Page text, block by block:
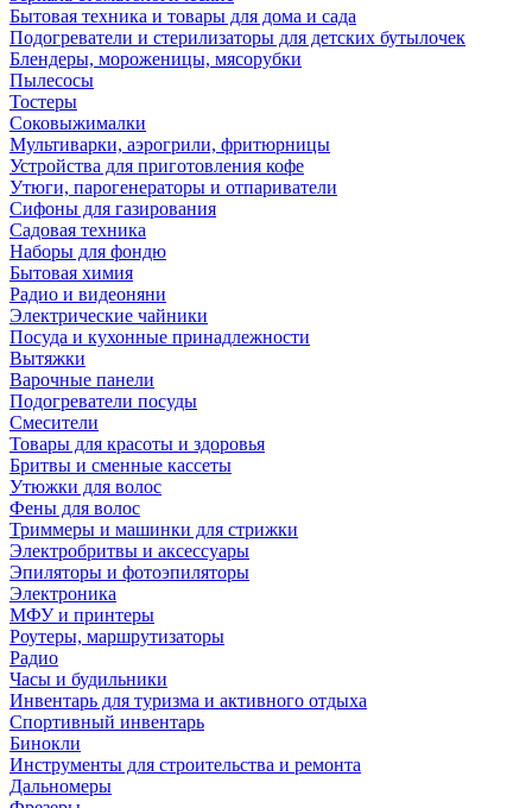
Бытовая техника и товары для дома и сада
Подогреватели и стерилизаторы для детских бутылочек
Блендеры, мороженицы, мясорубки
Пылесосы
Тостеры
Соковыжималки
Мультиварки, аэрогрили, фритюрницы
Устройства для приготовления кофе
Утюги, парогенераторы и отпариватели
Сифоны для газирования
Садовая техника
Наборы для фондю
Бытовая химия
Радио и видеоняни
Электрические чайники
Посуда и кухонные принадлежности
Вытяжки
Варочные панели
Подогреватели посуды
Смесители
Товары для красоты и здоровья
Бритвы и сменные кассеты
Утюжки для волос
Фены для волос
Триммеры и машинки для стрижки
Электробритвы и аксессуары
Эпиляторы и фотоэпиляторы
Электроника
МФУ и принтеры
Роутеры, маршрутизаторы
Радио
Часы и будильники
Инвентарь для туризма и активного отдыха
Спортивный инвентарь
Бинокли
Инструменты для строительства и ремонта
Дальномеры